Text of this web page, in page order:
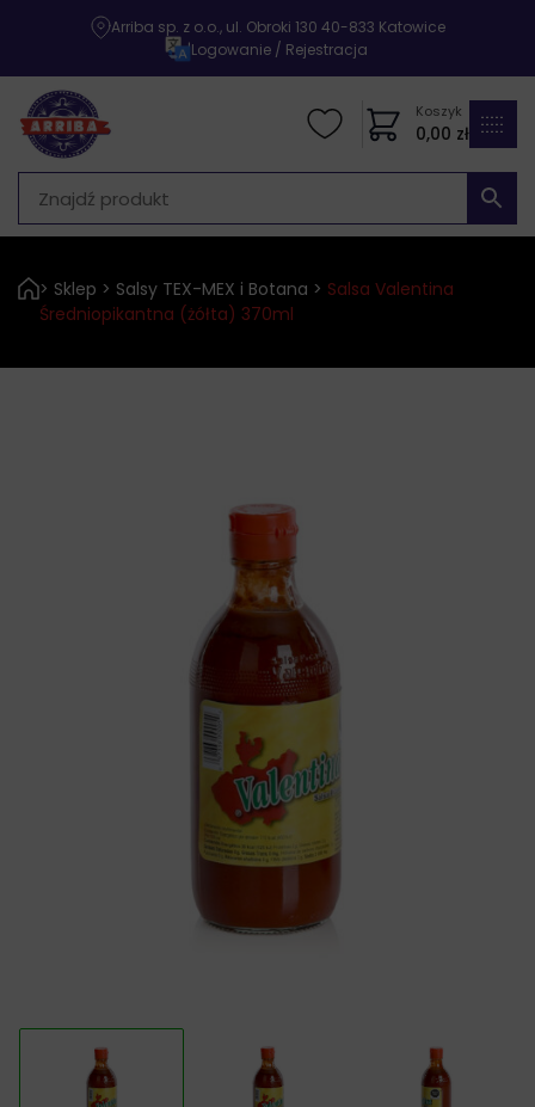
Arriba sp. z o.o., ul. Obroki 130 40-833 Katowice
|Logowanie / Rejestracja
Koszyk
0,00 zł
> Sklep > Salsy TEX-MEX i Botana > Salsa Valentina
Średniopikantna (żółta) 370ml